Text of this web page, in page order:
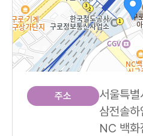
주소
서울특
삼전솔
NC 백화